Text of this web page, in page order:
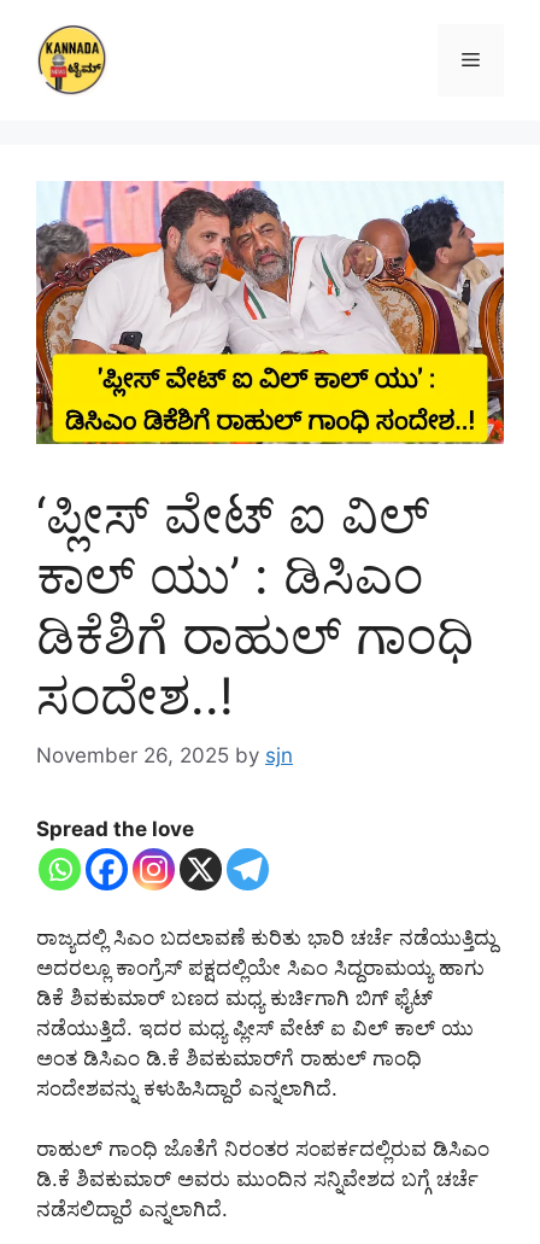
content
Menu
‘ಪ್ಲೀಸ್ ವೇಟ್‌ ಐ ವಿಲ್‌
ಕಾಲ್‌ ಯು’ : ಡಿಸಿಎಂ
ಡಿಕೆಶಿಗೆ ರಾಹುಲ್ ಗಾಂಧಿ
ಸಂದೇಶ..!
November 26, 2025 by sjn
Spread the love
ರಾಜ್ಯದಲ್ಲಿ ಸಿಎಂ ಬದಲಾವಣೆ ಕುರಿತು ಭಾರಿ ಚರ್ಚೆ ನಡೆಯುತ್ತಿದ್ದು
ಅದರಲ್ಲೂ ಕಾಂಗ್ರೆಸ್ ಪಕ್ಷದಲ್ಲಿಯೇ ಸಿಎಂ ಸಿದ್ದರಾಮಯ್ಯ ಹಾಗು
ಡಿಕೆ ಶಿವಕುಮಾರ್ ಬಣದ ಮಧ್ಯ ಕುರ್ಚಿಗಾಗಿ ಬಿಗ್ ಫೈಟ್
ನಡೆಯುತ್ತಿದೆ. ಇದರ ಮಧ್ಯ ಪ್ಲೀಸ್ ವೇಟ್‌ ಐ ವಿಲ್‌ ಕಾಲ್‌ ಯು
ಅಂತ ಡಿಸಿಎಂ ಡಿ.ಕೆ ಶಿವಕುಮಾರ್‌ಗೆ ರಾಹುಲ್‌ ಗಾಂಧಿ
ಸಂದೇಶವನ್ನು ಕಳುಹಿಸಿದ್ದಾರೆ ಎನ್ನಲಾಗಿದೆ.
ರಾಹುಲ್ ಗಾಂಧಿ ಜೊತೆಗೆ ನಿರಂತರ ಸಂಪರ್ಕದಲ್ಲಿರುವ ಡಿಸಿಎಂ
ಡಿ.ಕೆ ಶಿವಕುಮಾರ್‌ ಅವರು ಮುಂದಿನ ಸನ್ನಿವೇಶದ ಬಗ್ಗೆ ಚರ್ಚೆ
ನಡೆಸಲಿದ್ದಾರೆ ಎನ್ನಲಾಗಿದೆ.